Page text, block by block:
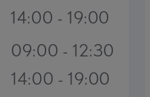
14:00 - 19:00
09:00 - 12:30
14:00 - 19:00